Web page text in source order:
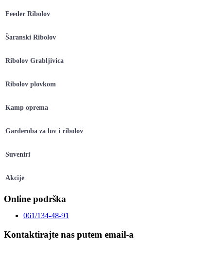
Feeder Ribolov
Šaranski Ribolov
Ribolov Grabljivica
Ribolov plovkom
Kamp oprema
Garderoba za lov i ribolov
Suveniri
Akcije
Online podrška
061/134-48-91
Kontaktirajte nas putem email-a